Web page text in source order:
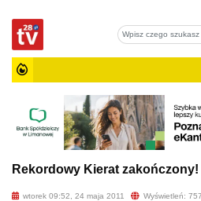
Rekordowy Kierat zakończony!
wtorek 09:52, 24 maja 2011 Wyświetleń: 757